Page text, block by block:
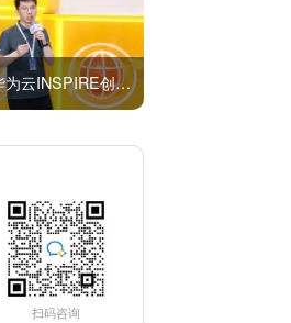
数云Agent OS亮相华为云INSPIRE创想者大会：以AI重构消费者运营与零售营销新范式
扫码咨询